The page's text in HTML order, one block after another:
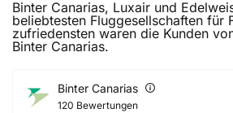
Binter Canarias, Luxair und
beliebtesten Fluggesellschaften für
zufriedensten waren die Kunden
Binter Canarias.
Binter Canarias
120 Bewertungen